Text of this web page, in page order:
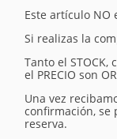
Este artículo NO
Si realizas la
Tanto el STOCK,
el PRECIO son
Una vez
confirmación, se
reserva.